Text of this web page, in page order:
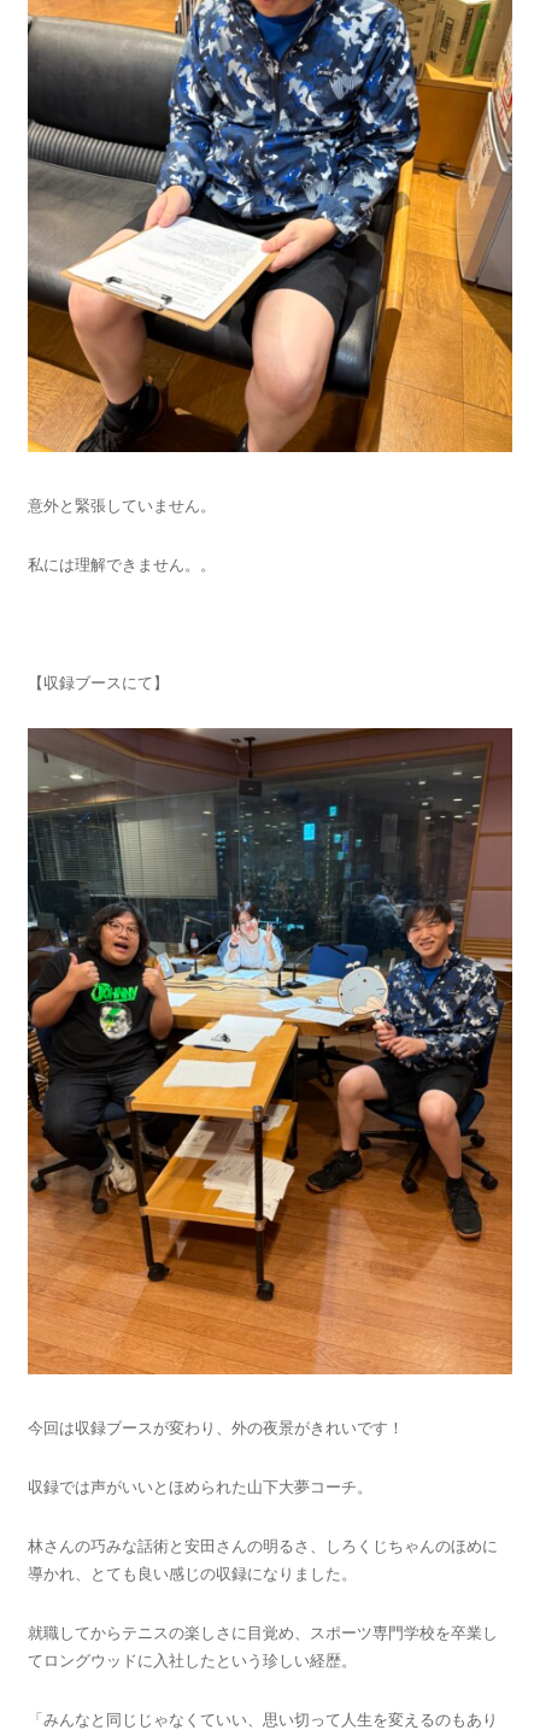
意外と緊張していません。
私には理解できません。。
【収録ブースにて】
今回は収録ブースが変わり、外の夜景がきれいです！
収録では声がいいとほめられた山下大夢コーチ。
林さんの巧みな話術と安田さんの明るさ、しろくじちゃんのほめに
導かれ、とても良い感じの収録になりました。
就職してからテニスの楽しさに目覚め、スポーツ専門学校を卒業し
てロングウッドに入社したという珍しい経歴。
「みんなと同じじゃなくていい、思い切って人生を変えるのもあり